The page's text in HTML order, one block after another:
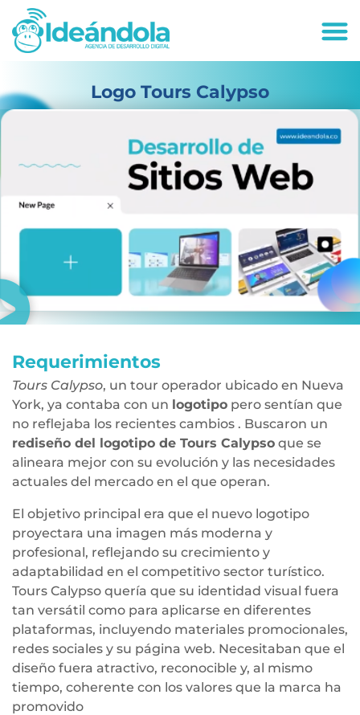
Logo Tours Calypso
Requerimientos
Tours Calypso, un tour operador ubicado en Nueva
York, ya contaba con un logotipo pero sentían que
no reflejaba los recientes cambios . Buscaron un
rediseño del logotipo de Tours Calypso que se
alineara mejor con su evolución y las necesidades
actuales del mercado en el que operan.
El objetivo principal era que el nuevo logotipo
proyectara una imagen más moderna y
profesional, reflejando su crecimiento y
adaptabilidad en el competitivo sector turístico.
Tours Calypso quería que su identidad visual fuera
tan versátil como para aplicarse en diferentes
plataformas, incluyendo materiales promocionales,
redes sociales y su página web. Necesitaban que el
diseño fuera atractivo, reconocible y, al mismo
tiempo, coherente con los valores que la marca ha
promovido